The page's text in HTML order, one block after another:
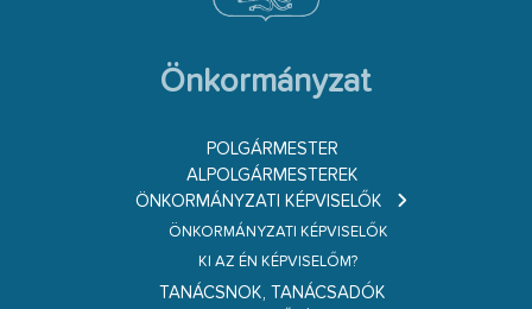
Önkormányzat
POLGÁRMESTER
ALPOLGÁRMESTEREK
ÖNKORMÁNYZATI KÉPVISELŐK
ÖNKORMÁNYZATI KÉPVISELŐK
KI AZ ÉN KÉPVISELŐM?
TANÁCSNOK, TANÁCSADÓK